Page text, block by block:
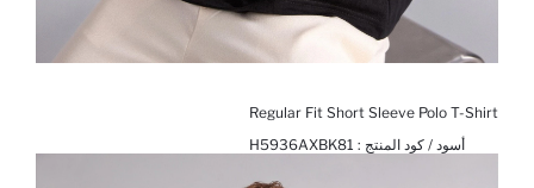
Regular Fit Short Sleeve Polo T-Shirt
أسود / كود المنتج : H5936AXBK81